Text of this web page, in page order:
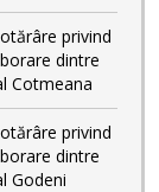
privind
dintre
Cotmeana
privind
dintre
Godeni